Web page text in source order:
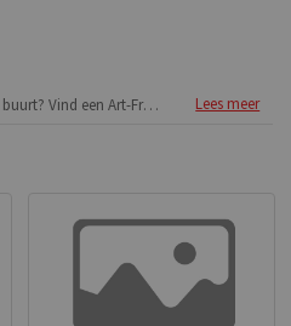
Op zoek naar een lijstenmaker in de buurt? Vind een Art-Framewinkel in de provincie Lees meer